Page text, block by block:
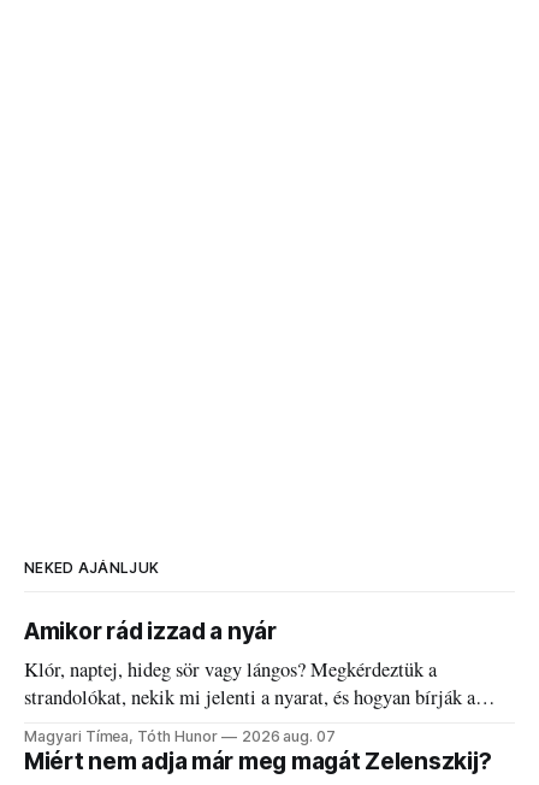
NEKED AJÁNLJUK
Amikor rád izzad a nyár
Klór, naptej, hideg sör vagy lángos? Megkérdeztük a
strandolókat, nekik mi jelenti a nyarat, és hogyan bírják a
kánikulát.
Magyari Tímea, Tóth Hunor 2026 aug. 07
Miért nem adja már meg magát Zelenszkij?